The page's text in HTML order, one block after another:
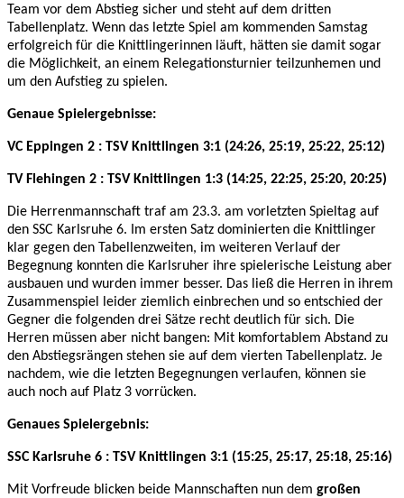
Team vor dem Abstieg sicher und steht auf dem dritten
Tabellenplatz. Wenn das letzte Spiel am kommenden Samstag
erfolgreich für die Knittlingerinnen läuft, hätten sie damit sogar
die Möglichkeit, an einem Relegationsturnier teilzunhemen und
um den Aufstieg zu spielen.
Genaue Spielergebnisse:
VC Eppingen 2 : TSV Knittlingen 3:1 (24:26, 25:19, 25:22, 25:12)
TV Flehingen 2 : TSV Knittlingen 1:3 (14:25, 22:25, 25:20, 20:25)
Die Herrenmannschaft traf am 23.3. am vorletzten Spieltag auf
den SSC Karlsruhe 6. Im ersten Satz dominierten die Knittlinger
klar gegen den Tabellenzweiten, im weiteren Verlauf der
Begegnung konnten die Karlsruher ihre spielerische Leistung aber
ausbauen und wurden immer besser. Das ließ die Herren in ihrem
Zusammenspiel leider ziemlich einbrechen und so entschied der
Gegner die folgenden drei Sätze recht deutlich für sich. Die
Herren müssen aber nicht bangen: Mit komfortablem Abstand zu
den Abstiegsrängen stehen sie auf dem vierten Tabellenplatz. Je
nachdem, wie die letzten Begegnungen verlaufen, können sie
auch noch auf Platz 3 vorrücken.
Genaues Spielergebnis:
SSC Karlsruhe 6 : TSV Knittlingen 3:1 (15:25, 25:17, 25:18, 25:16)
Mit Vorfreude blicken beide Mannschaften nun dem großen